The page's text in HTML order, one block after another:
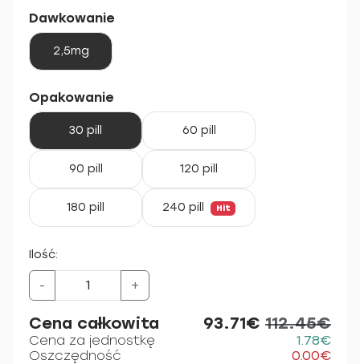
Dawkowanie
2,5mg
Opakowanie
30 pill 60 pill
90 pill 120 pill
180 pill 240 pill Hit
Ilość:
- +
Cena całkowita 93.71€ 112.45€
Cena za jednostkę
1.78€
Oszczędność
0.00€